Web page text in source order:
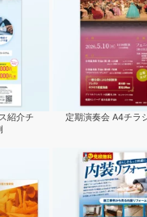
紹介チ
定期演奏会 A4チラ